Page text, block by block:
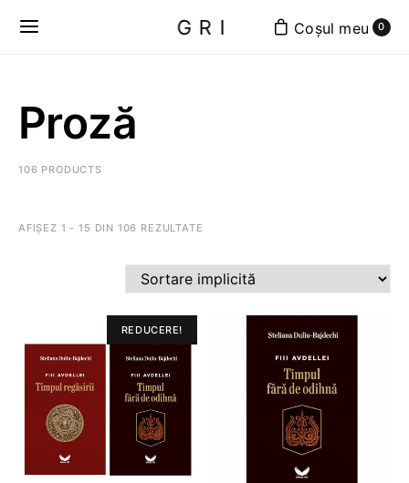
GRI 0
Proză
106 PRODUCTS
AFIȘEZ 1 - 15 DIN 106 REZULTATE
REDUCERE!